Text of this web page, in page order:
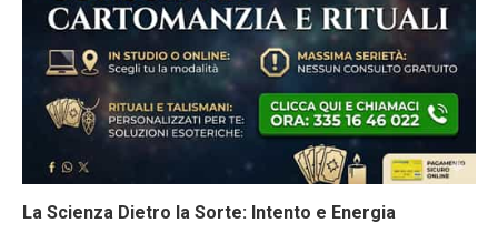
La Scienza Dietro la Sorte: Intento e Energia